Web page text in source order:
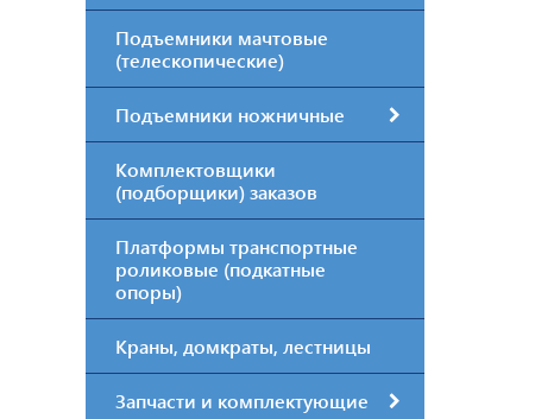
Подъемники мачтовые
(телескопические)
Подъемники ножничные
Комплектовщики
(подборщики) заказов
Платформы транспортные
роликовые (подкатные
опоры)
Краны, домкраты, лестницы
Запчасти и комплектующие